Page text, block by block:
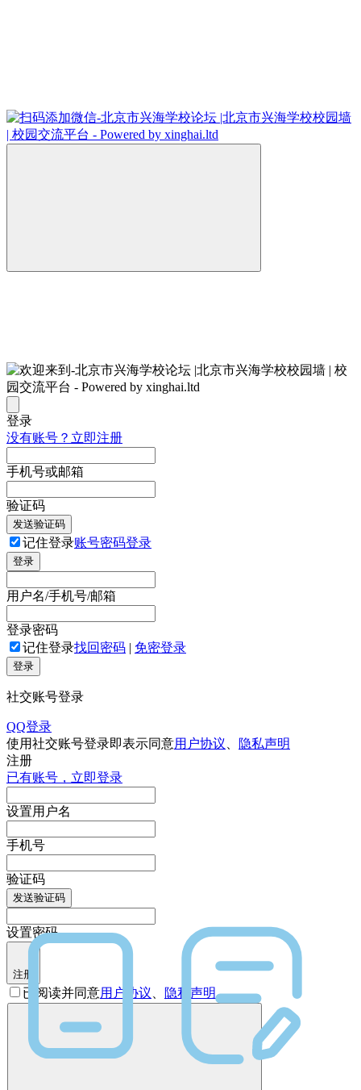
登录
没有账号？立即注册
手机号或邮箱
验证码
发送验证码
记住登录账号密码登录
登录
用户名/手机号/邮箱
登录密码
记住登录找回密码 | 免密登录
登录
社交账号登录
QQ登录
使用社交账号登录即表示同意用户协议
隐私声明
注册
已有账号，立即登录
设置用户名
手机号
验证码
发送验证码
设置密码
注册
已阅读并同意用户协议 隐私声明